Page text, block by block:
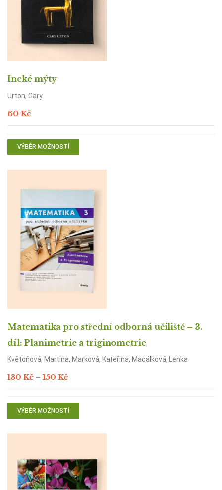
Incké mýty
Urton, Gary
60 Kč
VÝBĚR MOŽNOSTÍ
Matematika pro střední odborná učiliště – 3.
díl: Planimetrie a triginometrie
Květoňová, Martina, Marková, Kateřina, Macálková, Lenka
130 Kč – 150 KčRozpětí
130 Kč
až
150 Kč
VÝBĚR MOŽNOSTÍ